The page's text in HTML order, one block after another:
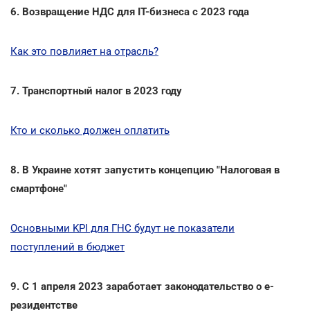
6. Возвращение НДС для IT-бизнеса с 2023 года
Как это повлияет на отрасль?
7. Транспортный налог в 2023 году
Кто и сколько должен оплатить
8. В Украине хотят запустить концепцию "Налоговая в
смартфоне"
Основными KPI для ГНС будут не показатели
поступлений в бюджет
9. С 1 апреля 2023 заработает законодательство о е-
резидентстве